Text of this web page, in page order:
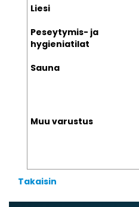
Liesi
Peseytymis- ja
hygieniatilat
Sauna
Muu varustus
Takaisin